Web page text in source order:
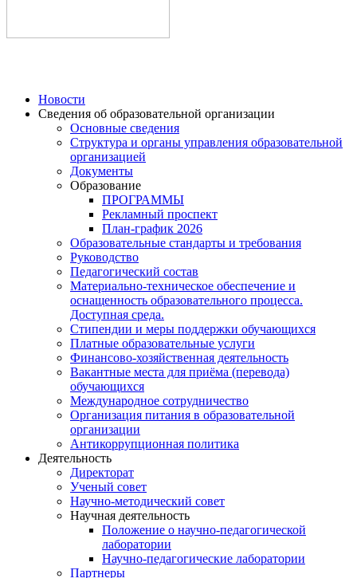
Новости
Сведения об образовательной организации
Основные сведения
Структура и органы управления образовательной
организацией
Документы
Образование
ПРОГРАММЫ
Рекламный проспект
План-график 2026
Образовательные стандарты и требования
Руководство
Педагогический состав
Материально-техническое обеспечение и
оснащенность образовательного процесса.
Доступная среда.
Стипендии и меры поддержки обучающихся
Платные образовательные услуги
Финансово-хозяйственная деятельность
Вакантные места для приёма (перевода)
обучающихся
Международное сотрудничество
Организация питания в образовательной
организации
Антикоррупционная политика
Деятельность
Директорат
Ученый совет
Научно-методический совет
Научная деятельность
Положение о научно-педагогической
лаборатории
Научно-педагогические лаборатории
Партнеры